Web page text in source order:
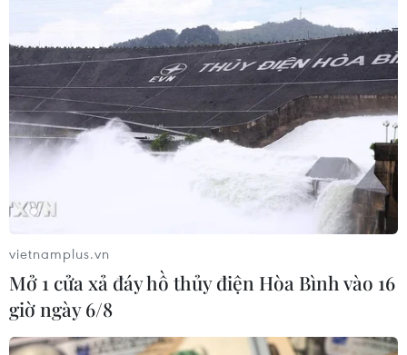
Điều chỉnh chiến lược, phương thức thích
ứng an toàn, kiểm soát dịch
vietnamplus.vn
Mở 1 cửa xả đáy hồ thủy điện Hòa Bình vào 16
giờ ngày 6/8